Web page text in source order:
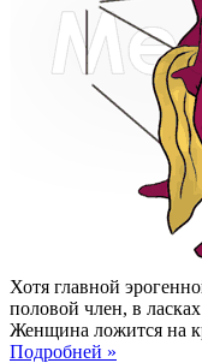
Хотя главной
половой член, в
Женщина ложится на
Подробней »